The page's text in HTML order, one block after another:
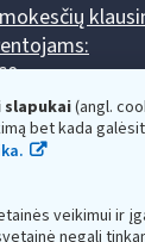
slapukai(angl.
bet kada
veikimui ir
negali
8.00-17.00, V
viena valanda
penktadienį 8.00